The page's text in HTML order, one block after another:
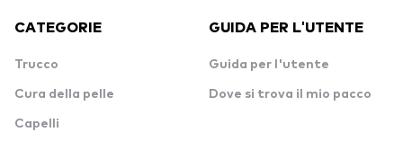
CATEGORIE
Trucco
Cura della pelle
Capelli
GUIDA PER L'UTENTE
Guida per l'utente
Dove si trova il mio pacco